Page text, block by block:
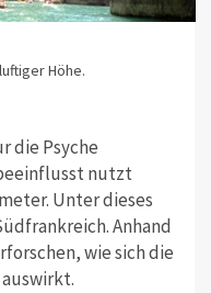
Höhe.
die Psyche
nutzt
Unter dieses
Anhand
wie sich die